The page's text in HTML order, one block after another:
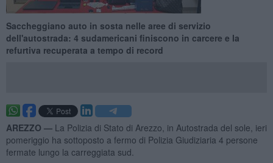
Saccheggiano auto in sosta nelle aree di servizio
dell'autostrada: 4 sudamericani finiscono in carcere e la
refurtiva recuperata a tempo di record
AREZZO — La Polizia di Stato di Arezzo, in Autostrada del sole, ieri
pomeriggio ha sottoposto a fermo di Polizia Giudiziaria 4 persone
fermate lungo la carreggiata sud.